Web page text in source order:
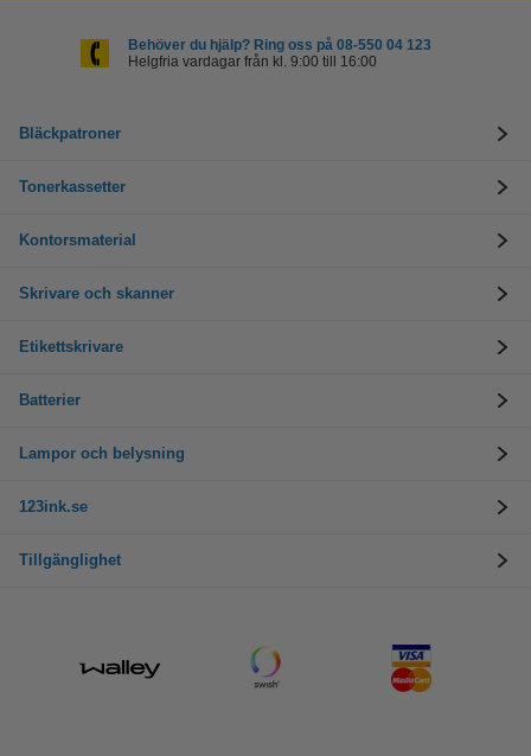
Behöver du hjälp? Ring oss på 08-550 04 123
Helgfria vardagar från kl. 9:00 till 16:00
Bläckpatroner
Tonerkassetter
Kontorsmaterial
Skrivare och skanner
Etikettskrivare
Batterier
Lampor och belysning
123ink.se
Tillgänglighet